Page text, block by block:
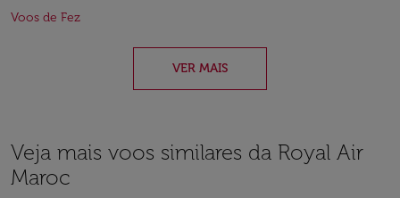
Voos de Fez
VER MAIS
Veja mais voos similares da Royal Air
Maroc